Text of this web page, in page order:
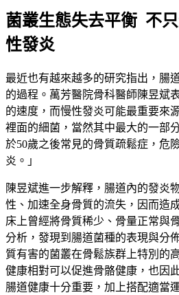
菌叢生態失去平衡 不
性發炎
最近也有越來越多的研究指出，腸
的過程。萬芳醫院骨科醫師陳昱斌
的速度，而慢性發炎可能最重要來
裡面的細菌，當然其中最大的一部
於50歲之後常見的骨質疏鬆症，危
炎。」
陳昱斌進一步解釋，腸道內的發炎
性、加速全身骨質的流失，因而造
床上曾經將骨質稀少、骨量正常與
分析，發現到腸道菌種的表現與分
質有害的菌叢在骨鬆族群上特別的
健康相對可以促進骨骼健康，也因
腸道健康十分重要，加上搭配適當